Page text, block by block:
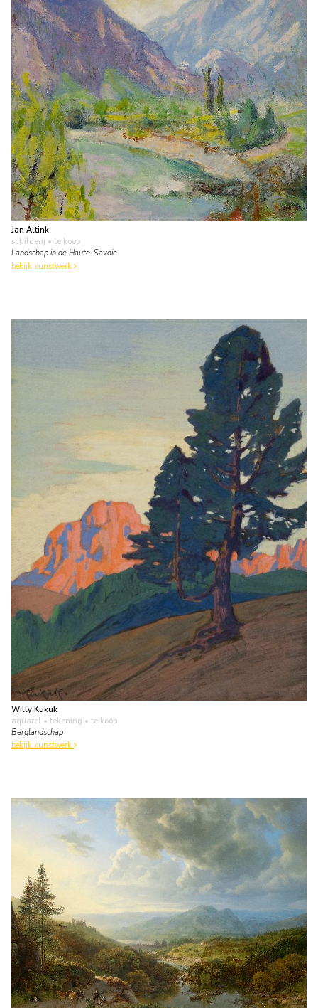
Jan Altink
schilderij • te koop
Landschap in de Haute-Savoie
bekijk kunstwerk
Willy Kukuk
aquarel • tekening • te koop
Berglandschap
bekijk kunstwerk